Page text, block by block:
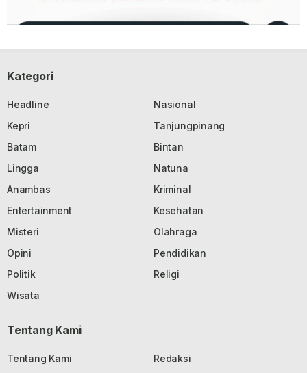
Kategori
Headline
Nasional
Kepri
Tanjungpinang
Batam
Bintan
Lingga
Natuna
Anambas
Kriminal
Entertainment
Kesehatan
Misteri
Olahraga
Opini
Pendidikan
Politik
Religi
Wisata
Tentang Kami
Tentang Kami
Redaksi